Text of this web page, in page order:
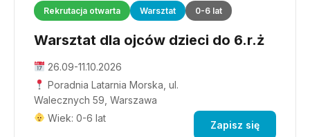
Rekrutacja otwarta Warsztat 0-6 lat
Warsztat dla ojców dzieci do 6.r.ż
26.09-11.10.2026
Poradnia Latarnia Morska, ul.
Walecznych 59, Warszawa
Wiek: 0-6 lat
Zapisz się